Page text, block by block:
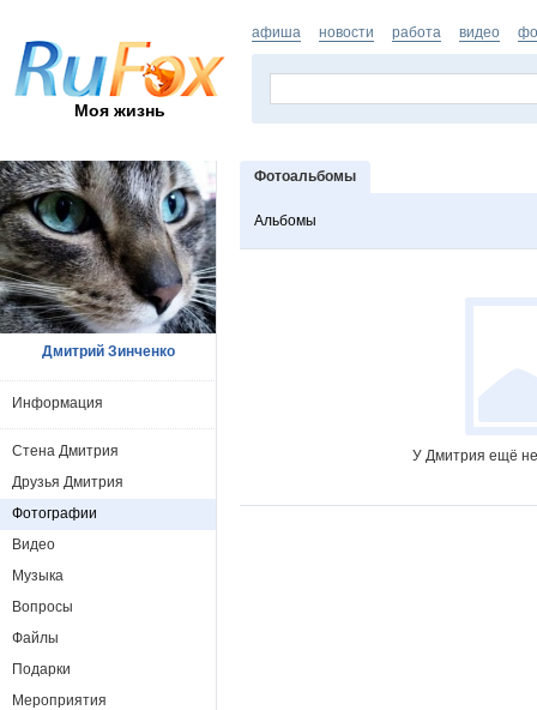
Моя жизнь
афиша новости работа видео
Фотоальбомы
Альбомы
У Дмитрия ещё
Дмитрий Зинченко
Информация
Стена Дмитрия
Друзья Дмитрия
Фотографии
Видео
Музыка
Вопросы
Файлы
Подарки
Мероприятия